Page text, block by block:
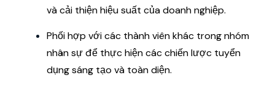
và cải thiện hiệu suất của doanh nghiệp.
Phối hợp với các thành viên khác trong nhóm
nhân sự để thực hiện các chiến lược tuyển
dụng sáng tạo và toàn diện.